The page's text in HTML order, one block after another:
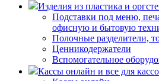
Изделия из пластика и
Подставки под меню,
офисную и бытовую
Полочные разделители,
Ценникодержатели
Вспомогательное
Кассы онлайн и все для